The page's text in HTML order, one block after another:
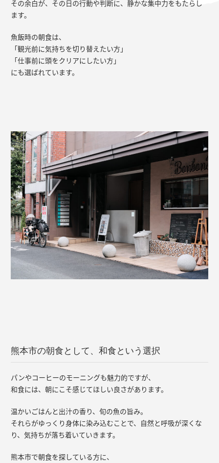
その余白が、その日の行動や判断に、静かな集中力をもたらし
ます。
魚飯時の朝食は、
「観光前に気持ちを切り替えたい方」
「仕事前に頭をクリアにしたい方」
にも選ばれています。
熊本市の朝食として、和食という選択
パンやコーヒーのモーニングも魅力的ですが、
和食には、朝にこそ感じてほしい良さがあります。
温かいごはんと出汁の香り、旬の魚の旨み。
それらがゆっくり身体に染み込むことで、自然と呼吸が深くな
り、気持ちが落ち着いていきます。
熊本市で朝食を探している方に、